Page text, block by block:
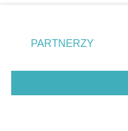
Autor: Getty Images
W bezśnieżne zimy należy
drzewa i krzewy iglaste
zmienić/wycofać
znajdujący się w
rodzaje przetwarzania
użytkownika, ale
przetwarzaniu.
PARTNERZY